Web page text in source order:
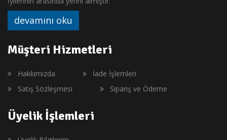
devamını oku
Müşteri Hizmetleri
Hakkımızda
İade İşlemleri
Satış Sözleşmesi
Sipariş ve Ödeme
Üyelik İşlemleri